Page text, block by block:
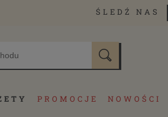
ŚLEDŹ NAS
PROMOCJE NOWOŚCI